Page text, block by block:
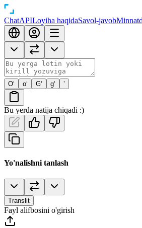
ChatAPILoyiha haqidaSavol-javob
O‘ o‘ G‘ g‘ ’
Bu yerda natija chiqadi :)
Yo'nalishni tanlash
Translit
Fayl alifbosini o'girish